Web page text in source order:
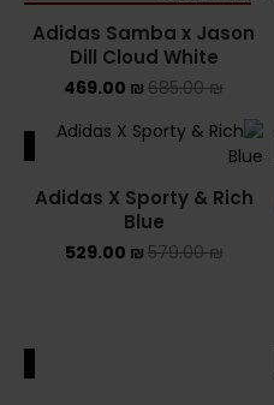
Adidas Samba x Jason
Dill Cloud White
685.00₪
469.00 ₪
SALE
Adidas X Sporty & Rich
Blue
579.00₪
529.00 ₪